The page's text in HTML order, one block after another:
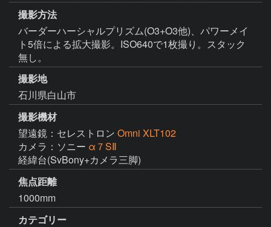
撮影方法
バーダーハーシャルプリズム(O3+O3他)、パワーメイ
ト5倍による拡大撮影。ISO640で1枚撮り。スタック
無し。
撮影地
石川県白山市
撮影機材
望遠鏡：セレストロン Omni XLT102
カメラ：ソニー α７SⅡ
経緯台(SvBony+カメラ三脚)
焦点距離
1000mm
カテゴリー